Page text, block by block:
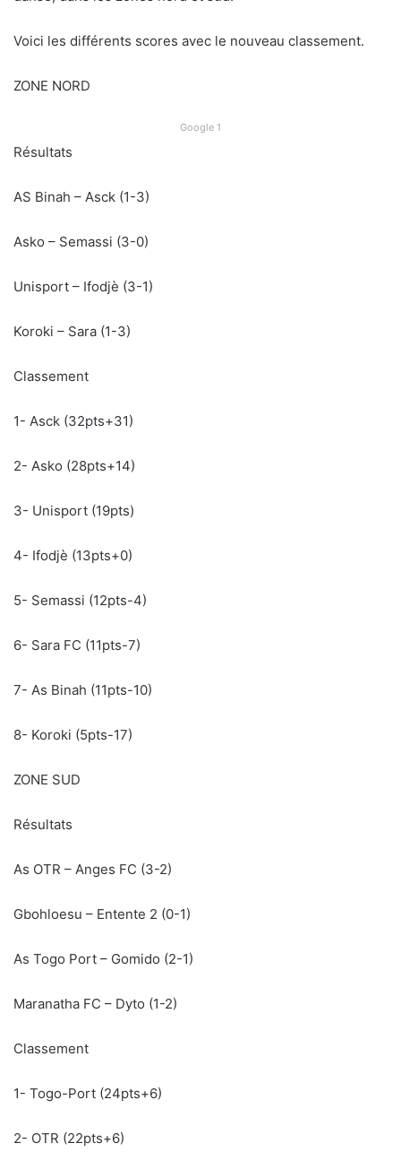
Voici les différents scores avec le nouveau classement.
ZONE NORD
Google 1
Résultats
AS Binah – Asck (1-3)
Asko – Semassi (3-0)
Unisport – Ifodjè (3-1)
Koroki – Sara (1-3)
Classement
1- Asck (32pts+31)
2- Asko (28pts+14)
3- Unisport (19pts)
4- Ifodjè (13pts+0)
5- Semassi (12pts-4)
6- Sara FC (11pts-7)
7- As Binah (11pts-10)
8- Koroki (5pts-17)
ZONE SUD
Résultats
As OTR – Anges FC (3-2)
Gbohloesu – Entente 2 (0-1)
As Togo Port – Gomido (2-1)
Maranatha FC – Dyto (1-2)
Classement
1- Togo-Port (24pts+6)
2- OTR (22pts+6)